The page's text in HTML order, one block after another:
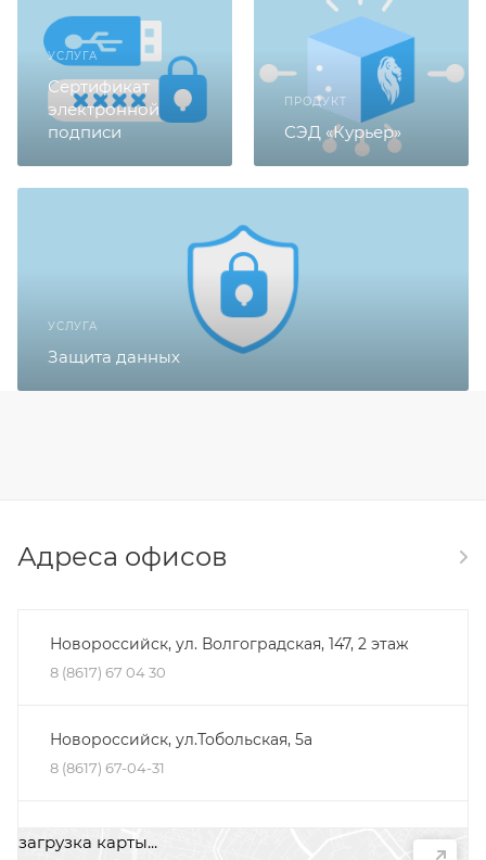
УСЛУГА
Сертификат
электронной
подписи
ПРОДУКТ
СЭД «Курьер»
УСЛУГА
Защита данных
Адреса офисов
Новороссийск, ул. Волгоградская, 147, 2 этаж
8 (8617) 67 04 30
Новороссийск, ул.Тобольская, 5а
8 (8617) 67-04-31
Минеральные Воды, ул. Железноводская, 30Д,
загрузка карты...